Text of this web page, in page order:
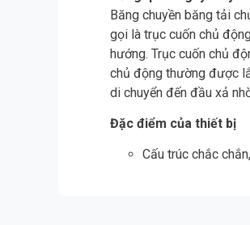
Băng chuyền băng tải
gọi là trục cuốn chủ
hướng. Trục cuốn chủ
chủ động thường được
di chuyển đến đầu xả
Đặc điểm của thiết bị
Cấu trúc chắc